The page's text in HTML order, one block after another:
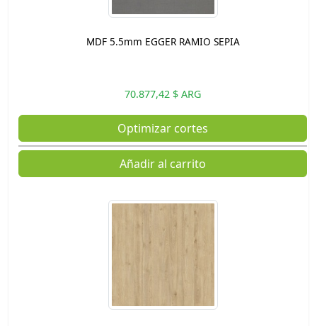
MDF 5.5mm EGGER RAMIO SEPIA
70.877,42 $ ARG
Optimizar cortes
Añadir al carrito